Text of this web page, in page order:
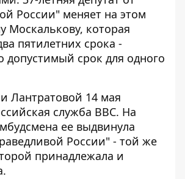
России" меняет на этом
Москалькову, которая
пятилетних срока -
допустимый срок для одного
Лантратовой 14 мая
служба BBC. На
ее выдвинула
России" - той же
принадлежала и